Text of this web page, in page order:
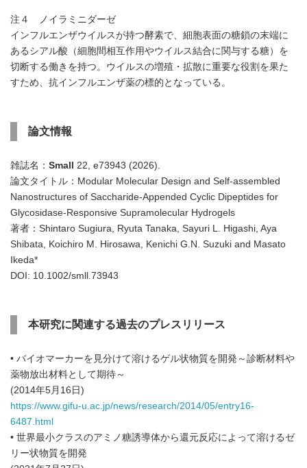
注４ ノイラミニダーゼ
インフルエンザウイルスが持つ酵素で、細胞表面の糖鎖の末端に
あるシアル酸（細胞間相互作用やウイルス結合に関与する糖）を
切断する働きを持つ。ウイルスの増殖・拡散に重要な役割を果た
すため、抗インフルエンザ薬の標的となっている。
論文情報
雑誌名： Small
22, e73943 (2026).
論文タイトル：Modular Molecular Design and Self-assembled
Nanostructures of Saccharide‑Appended Cyclic Dipeptides for
Glycosidase‑Responsive Supramolecular Hydrogels
著者：Shintaro Sugiura, Ryuta Tanaka, Sayuri L. Higashi, Aya
Shibata, Koichiro M. Hirosawa, Kenichi G.N. Suzuki and Masato
Ikeda*
DOI: 10.1002/smll.73943
本研究に関連する過去のプレスリリース
• バイオマーカーを見分けて溶けるゲル状物質を開発～診断材料や
薬物放出材料として期待～
(2014年5月16日)
https://www.gifu-u.ac.jp/news/research/2014/05/entry16-
6487.html
• 世界最小クラスのアミノ糖誘導体から還元反応によって溶けるゼ
リー状物質を開発